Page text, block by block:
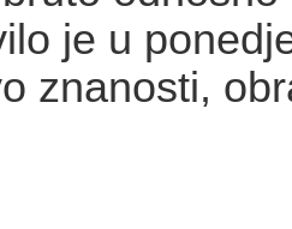
je u
znanosti,